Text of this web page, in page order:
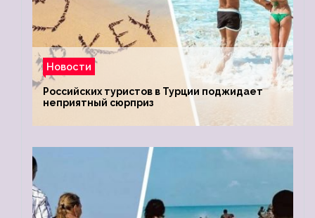
Новости
Российских туристов в Турции поджидает
неприятный сюрприз